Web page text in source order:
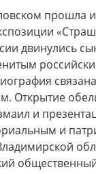
прошла
двинулись
Открытие
и
и